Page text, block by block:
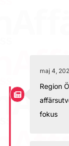
maj 4,
Region
fokus